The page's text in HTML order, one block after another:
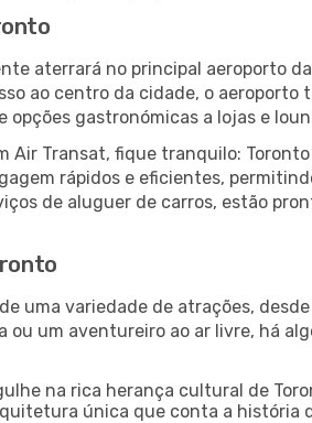
aterrará no principal aeroporto
ao centro da cidade, o aeroporto
gastronómicas a lojas e
Air Transat, fique tranquilo:
rápidos e eficientes,
de aluguer de carros, estão
uma variedade de atrações,
um aventureiro ao ar livre, há
na rica herança cultural de
única que conta a história